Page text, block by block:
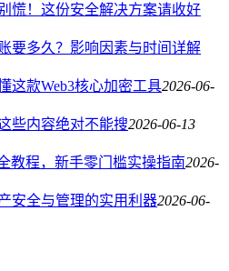
慌！这份安全解决方案请收好
要多久？影响因素与时间详解
这款Web3核心加密工具2026-06-
些内容绝对不能搜2026-06-13
教程，新手零门槛实操指南2026-
安全与管理的实用利器2026-06-